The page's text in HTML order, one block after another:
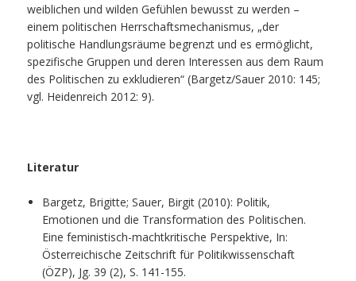
weiblichen und wilden Gefühlen bewusst zu werden –
einem politischen Herrschaftsmechanismus, „der
politische Handlungsräume begrenzt und es ermöglicht,
spezifische Gruppen und deren Interessen aus dem Raum
des Politischen zu exkludieren“ (Bargetz/Sauer 2010: 145;
vgl. Heidenreich 2012: 9).
Literatur
Bargetz, Brigitte; Sauer, Birgit (2010): Politik,
Emotionen und die Transformation des Politischen.
Eine feministisch-machtkritische Perspektive, In:
Österreichische Zeitschrift für Politikwissenschaft
(ÖZP), Jg. 39 (2), S. 141-155.